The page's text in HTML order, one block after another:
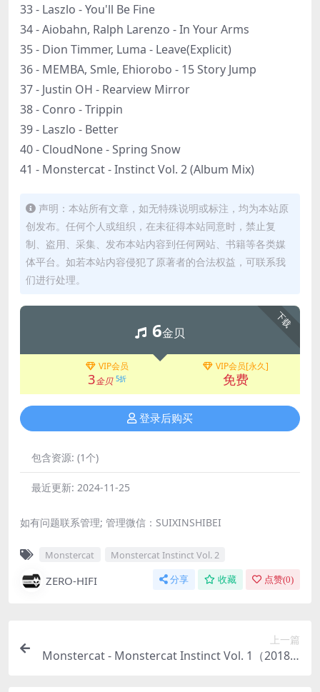
33 - Laszlo - You'll Be Fine
34 - Aiobahn, Ralph Larenzo - In Your Arms
35 - Dion Timmer, Luma - Leave(Explicit)
36 - MEMBA, Smle, Ehiorobo - 15 Story Jump
37 - Justin OH - Rearview Mirror
38 - Conro - Trippin
39 - Laszlo - Better
40 - CloudNone - Spring Snow
41 - Monstercat - Instinct Vol. 2 (Album Mix)
声明：本站所有文章，如无特殊说明或标注，均为本站原
创发布。任何个人或组织，在未征得本站同意时，禁止复
制、盗用、采集、发布本站内容到任何网站、书籍等各类媒
体平台。如若本站内容侵犯了原著者的合法权益，可联系我
们进行处理。
下载
6金贝
VIP会员
3金贝 5折
VIP会员[永久]
免费
登录后购买
包含资源: (1个)
最近更新: 2024-11-25
如有问题联系管理; 管理微信：SUIXINSHIBEI
Monstercat Monstercat Instinct Vol. 2
ZERO-HIFI 分享 收藏 点赞(0)
上一篇
Monstercat - Monstercat Instinct Vol. 1（2018/F